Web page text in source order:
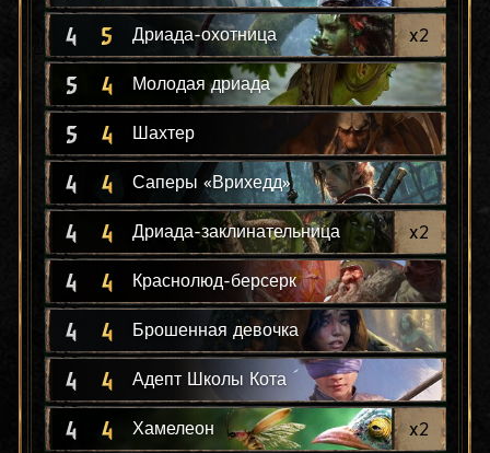
4 5 Дриада-охотница x2
5 4 Молодая дриада
5 4 Шахтер
4 4 Саперы «Врихедд»
4 4 Дриада-заклинательница x2
4 4 Краснолюд-берсерк
4 4 Брошенная девочка
4 4 Адепт Школы Кота
4 4 Хамелеон x2